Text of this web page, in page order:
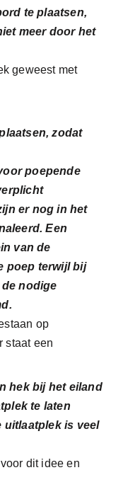
te plaatsen,
meer door het
geweest met
zodat
poepende
er nog in het
Een
van de
poep terwijl bij
nodige
op
staat een
hek bij het eiland
te laten
uitlaatplek is veel
dit idee en